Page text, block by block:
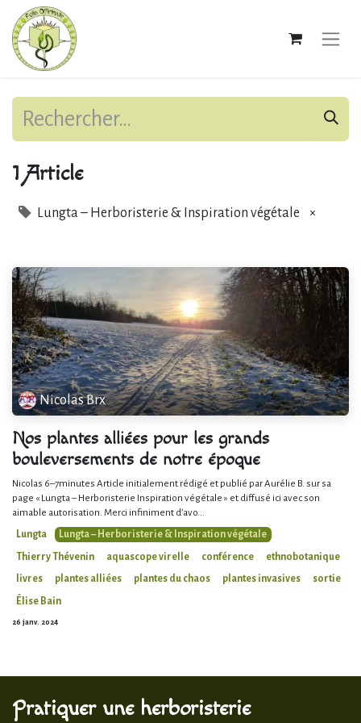
1 Article
Lungta – Herboristerie & Inspiration végétale ×
Nicolas Brx
Nos plantes alliées pour les grands
bouleversements de notre époque
Nicolas 6–7minutes Article initialement rédigé et publié par Aurélie B. sur sa
page « Lungta – Herboristerie Inspiration végétale » et diffusé ici avec son
aimable autorisation. Merci infiniment d’avo...
Lungta
Lungta – Herboristerie & Inspiration végétale
Thierry Thévenin
aquascope virelle conférence
ethnobotanique
livres
plantes alliées plantes du chaos plantes invasives
sortie
Élise Bain
26 janv. 2024
Pratiquer une herboristerie